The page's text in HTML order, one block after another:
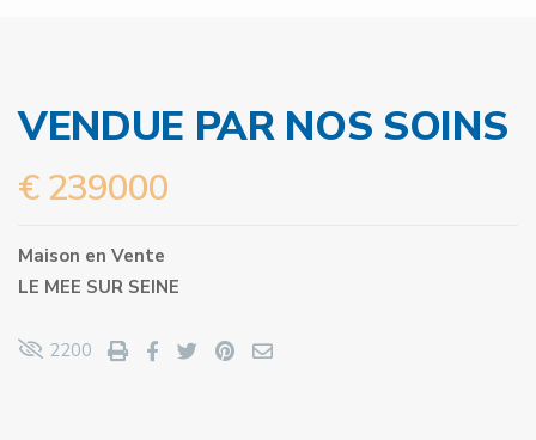
VENDUE PAR NOS SOINS
€ 239000
Maison en Vente
LE MEE SUR SEINE
2200